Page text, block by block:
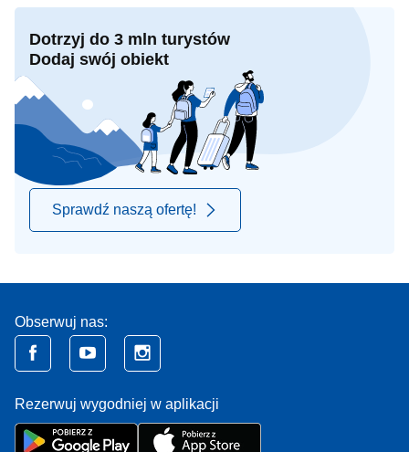
Dotrzyj do 3 mln turystów
Dodaj swój obiekt
Sprawdź naszą ofertę!
Obserwuj nas:
Rezerwuj wygodniej w aplikacji